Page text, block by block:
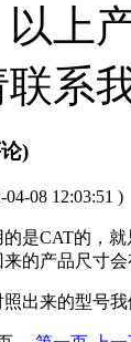
上
系
)
04-08 12:03:51 )
是CAT的，
的产品尺寸会
照出来的型号